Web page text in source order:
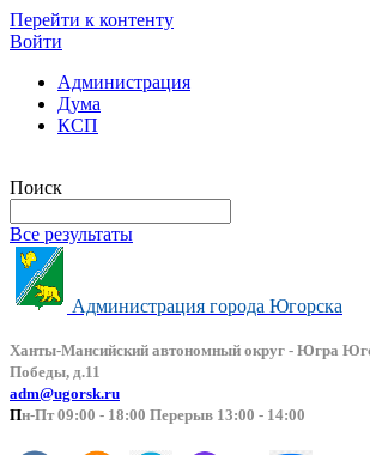
Перейти к контенту
Войти
Администрация
Дума
КСП
Поиск
Все результаты
Администрация города Югорска
Ханты-Мансийский автономный округ - Югра
Победы, д.11
adm@ugorsk.ru
Пн-Пт 09:00 - 18:00 Перерыв 13:00 - 14:00